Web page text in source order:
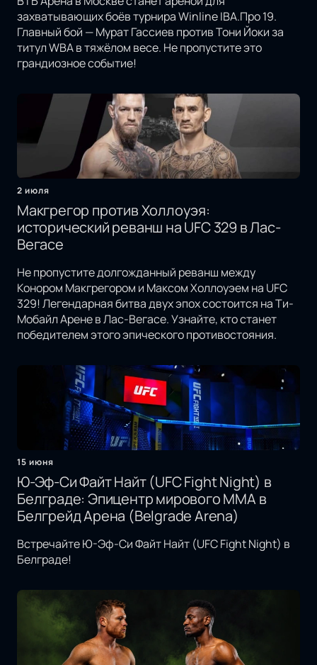
захватывающих боёв турнира Winline IBA.Про 19.
Главный бой — Мурат Гассиев против Тони Йоки за
титул WBA в тяжёлом весе. Не пропустите это
грандиозное событие!
2 июля
Макгрегор против Холлоуэя:
исторический реванш на UFC 329 в Лас-
Вегасе
Не пропустите долгожданный реванш между
Конором Макгрегором и Максом Холлоуэем на UFC
329! Легендарная битва двух эпох состоится на Ти-
Мобайл Арене в Лас-Вегасе. Узнайте, кто станет
победителем этого эпического противостояния.
15 июня
Ю-Эф-Си Файт Найт (UFC Fight Night) в
Белграде: Эпицентр мирового MMA в
Белгрейд Арена (Belgrade Arena)
Встречайте Ю-Эф-Си Файт Найт (UFC Fight Night) в
Белграде!